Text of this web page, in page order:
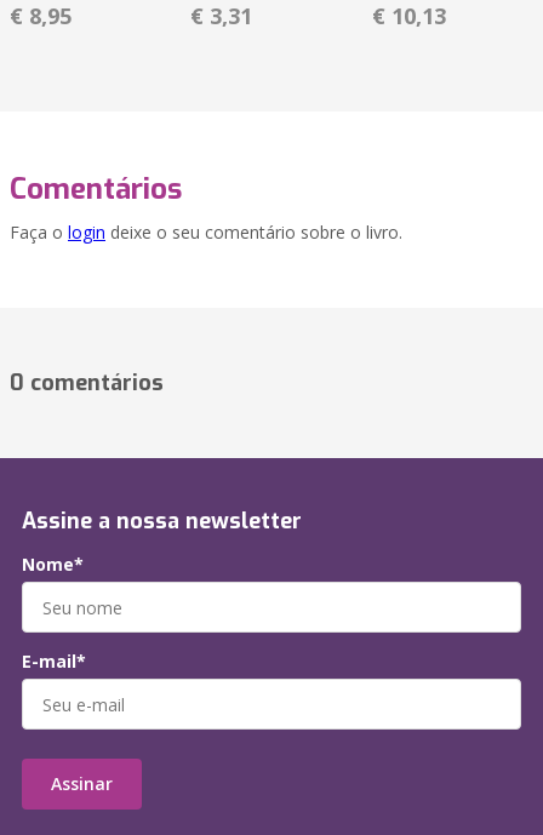
€ 8,95 € 3,31 € 10,13
Comentários
Faça o login deixe o seu comentário sobre o livro.
0 comentários
Assine a nossa newsletter
Nome*
E-mail*
Assinar